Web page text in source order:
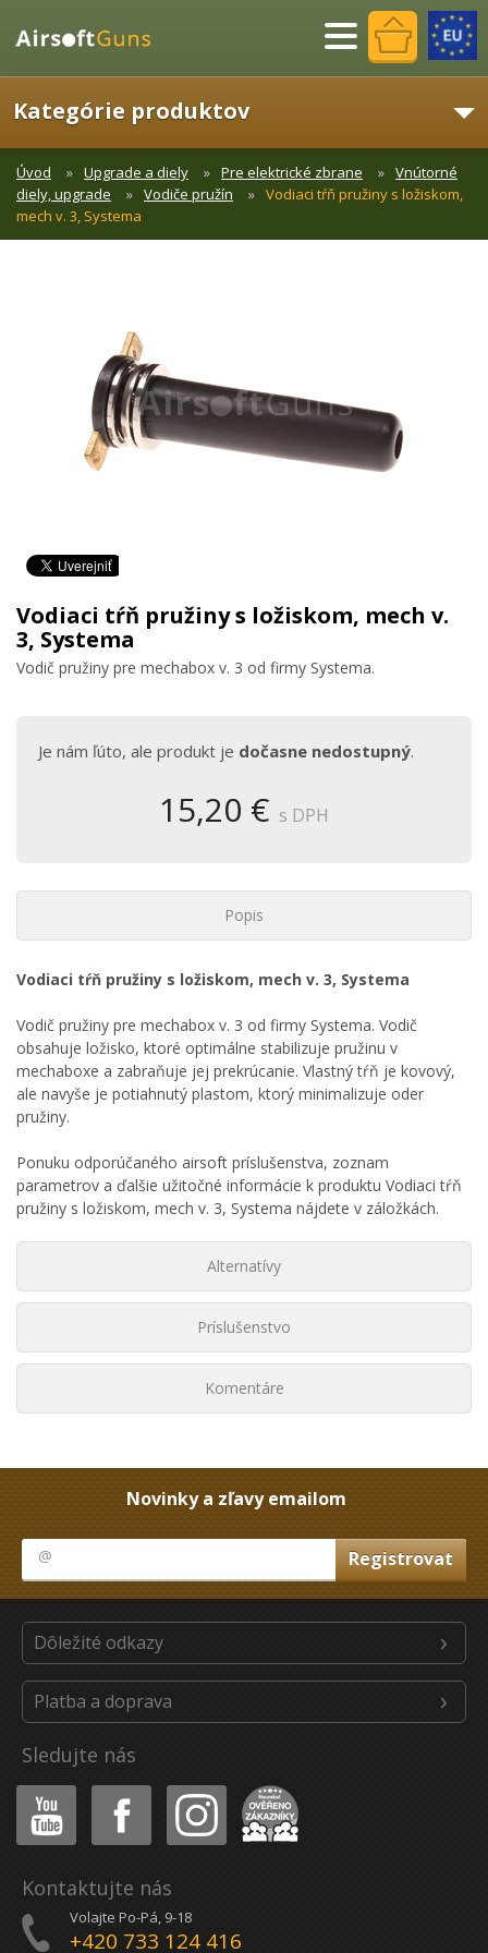
Menu
Kategórie produktov
Úvod Upgrade a diely Pre elektrické zbrane
Vnútorné
diely, upgrade
Vodiče pružín
Vodiaci tŕň pružiny s ložiskom,
mech v. 3, Systema
Vodiaci tŕň pružiny s ložiskom, mech v.
3, Systema
Vodič pružiny pre mechabox v. 3 od firmy Systema.
Je nám ľúto, ale produkt je dočasne nedostupný.
15,20 € s DPH
Popis
Vodiaci tŕň pružiny s ložiskom, mech v. 3, Systema
Vodič pružiny pre mechabox v. 3 od firmy Systema. Vodič
obsahuje ložisko, ktoré optimálne stabilizuje pružinu v
mechaboxe a zabraňuje jej prekrúcanie. Vlastný tŕň je kovový,
ale navyše je potiahnutý plastom, ktorý minimalizuje oder
pružiny.
Ponuku odporúčaného airsoft príslušenstva, zoznam
parametrov a ďalšie užitočné informácie k produktu Vodiaci tŕň
pružiny s ložiskom, mech v. 3, Systema nájdete v záložkách.
Alternatívy
Príslušenstvo
Komentáre
Novinky a zľavy emailom
Dôležité odkazy
Platba a doprava
Sledujte nás
Youtube Facebook Instagram Heureka
Kontaktujte nás
Volajte Po-Pá, 9-18
+420 733 124 416